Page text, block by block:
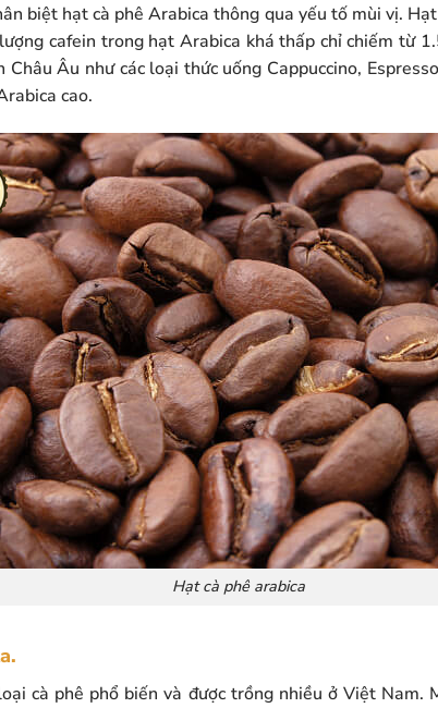
biệt hạt cà phê Arabica thông qua yếu tố mùi vị.
cafein trong hạt Arabica khá thấp chỉ chiếm từ
Châu Âu như các loại thức uống Cappuccino,
cao.
Hạt cà phê arabica
cà phê phổ biến và được trồng nhiều ở Việt Nam.